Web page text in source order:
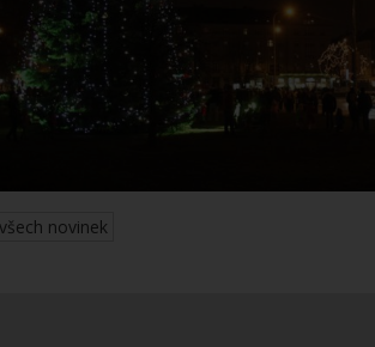
novinek